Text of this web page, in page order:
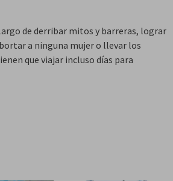
de derribar mitos y barreras, lograr
a ninguna mujer o llevar los
que viajar incluso días para